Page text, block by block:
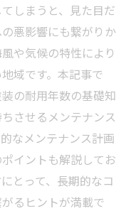
しまうと、見た目だ
悪影響にも繋がりか
や気候の特性により
域です。本記事で
の耐用年数の基礎知
させるメンテナンス
なメンテナンス計画
イントも解説してお
とって、長期的なコ
るヒントが満載で